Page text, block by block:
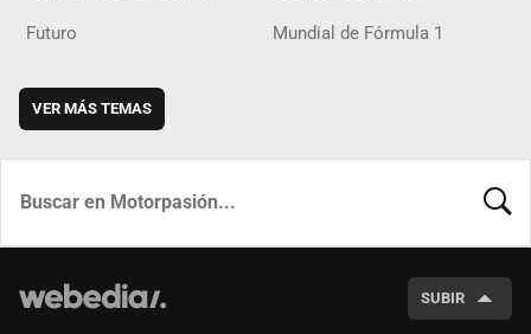
Futuro Mundial de Fórmula 1
VER MÁS TEMAS
SUBIR